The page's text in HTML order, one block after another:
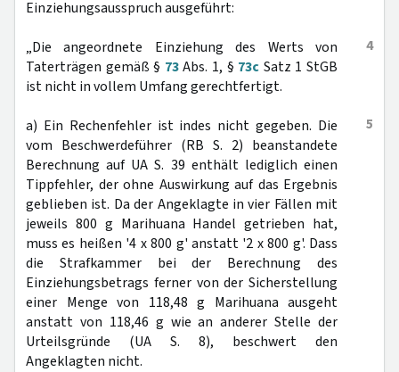
Einziehungsausspruch ausgeführt:
4
„Die angeordnete Einziehung des Werts von
Taterträgen gemäß § 73Abs. 1, § 73c Satz 1 StGB
ist nicht in vollem Umfang gerechtfertigt.
5
a) Ein Rechenfehler ist indes nicht gegeben. Die
vom Beschwerdeführer (RB S. 2) beanstandete
Berechnung auf UA S. 39 enthält lediglich einen
Tippfehler, der ohne Auswirkung auf das Ergebnis
geblieben ist. Da der Angeklagte in vier Fällen mit
jeweils 800 g Marihuana Handel getrieben hat,
muss es heißen '4 x 800 g' anstatt '2 x 800 g'. Dass
die Strafkammer bei der Berechnung des
Einziehungsbetrags ferner von der Sicherstellung
einer Menge von 118,48 g Marihuana ausgeht
anstatt von 118,46 g wie an anderer Stelle der
Urteilsgründe (UA S. 8), beschwert den
Angeklagten nicht.